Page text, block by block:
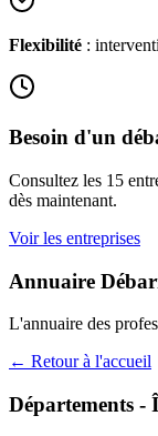
Flexibilité :
Besoin d'un
Consultez les 15
dès maintenant.
Voir les entreprises
Annuaire
L'annuaire des
← Retour à l'accueil
Départements -